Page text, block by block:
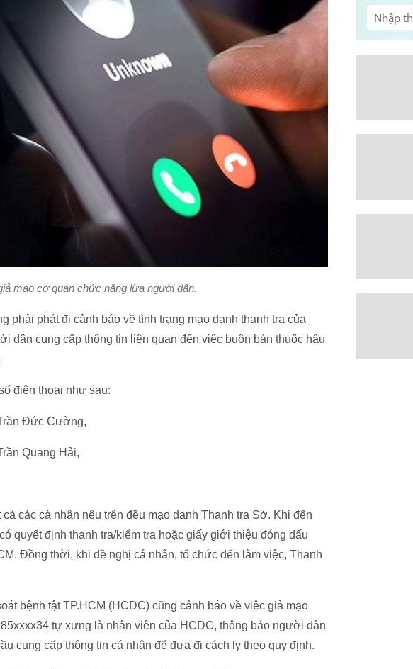
mạo cơ quan chức năng lừa người dân.
phải phát đi cảnh báo về tình trạng mạo danh thanh tra của
dân cung cấp thông tin liên quan đến việc buôn bán thuốc hậu
điện thoại như sau:
Đức Cường,
Quang Hải,
các cá nhân nêu trên đều mạo danh Thanh tra Sở. Khi đến
quyết định thanh tra/kiểm tra hoặc giấy giới thiệu đóng dấu
Đồng thời, khi đề nghị cá nhân, tổ chức đến làm việc, Thanh
bệnh tật TP.HCM (HCDC) cũng cảnh báo về việc giả mạo
tự xưng là nhân viên của HCDC, thông báo người dân
cung cấp thông tin cá nhân để đưa đi cách ly theo quy định.